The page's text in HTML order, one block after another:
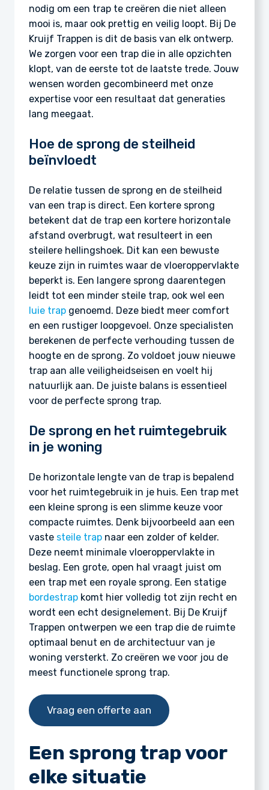
nodig om een trap te creëren die niet alleen
mooi is, maar ook prettig en veilig loopt. Bij De
Kruijf Trappen is dit de basis van elk ontwerp.
We zorgen voor een trap die in alle opzichten
klopt, van de eerste tot de laatste trede. Jouw
wensen worden gecombineerd met onze
expertise voor een resultaat dat generaties
lang meegaat.
Hoe de sprong de steilheid
beïnvloedt
De relatie tussen de sprong en de steilheid
van een trap is direct. Een kortere sprong
betekent dat de trap een kortere horizontale
afstand overbrugt, wat resulteert in een
steilere hellingshoek. Dit kan een bewuste
keuze zijn in ruimtes waar de vloeroppervlakte
beperkt is. Een langere sprong daarentegen
leidt tot een minder steile trap, ook wel een
luie trap genoemd. Deze biedt meer comfort
en een rustiger loopgevoel. Onze specialisten
berekenen de perfecte verhouding tussen de
hoogte en de sprong. Zo voldoet jouw nieuwe
trap aan alle veiligheidseisen en voelt hij
natuurlijk aan. De juiste balans is essentieel
voor de perfecte sprong trap.
De sprong en het ruimtegebruik
in je woning
De horizontale lengte van de trap is bepalend
voor het ruimtegebruik in je huis. Een trap met
een kleine sprong is een slimme keuze voor
compacte ruimtes. Denk bijvoorbeeld aan een
vaste steile trap naar een zolder of kelder.
Deze neemt minimale vloeroppervlakte in
beslag. Een grote, open hal vraagt juist om
een trap met een royale sprong. Een statige
bordestrap komt hier volledig tot zijn recht en
wordt een echt designelement. Bij De Kruijf
Trappen ontwerpen we een trap die de ruimte
optimaal benut en de architectuur van je
woning versterkt. Zo creëren we voor jou de
meest functionele sprong trap.
Vraag een offerte aan
Een sprong trap voor
elke situatie